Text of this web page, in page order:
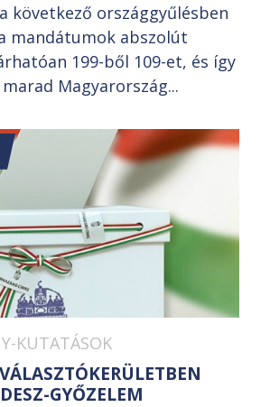
következő országgyűlésben
mandátumok abszolút
199-ből 109-et, és így
Magyarország...
KUTATÁSOK
GYŐZELEM